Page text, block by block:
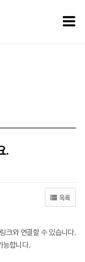
.
목록
크와 연결할 수 있습니다.
능합니다.